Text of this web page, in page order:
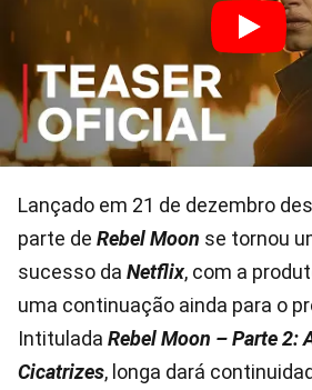
Lançado em 21 de dezembro
parte de Rebel Moon se tornou
sucesso da Netflix, com a
uma continuação ainda para o
Intitulada Rebel Moon – Parte 2:
Cicatrizes, longa dará